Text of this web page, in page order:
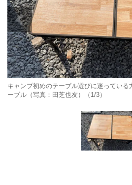
キャンプ初めのテーブル選びに迷ってい
ーブル（写真：田芝也友）（1/3）